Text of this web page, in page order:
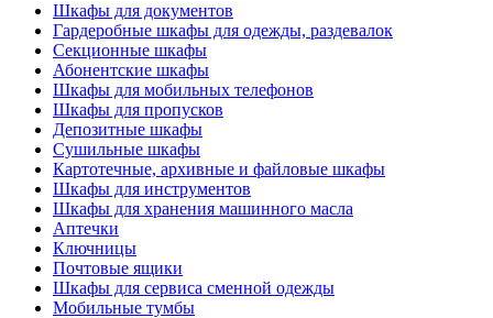
Шкафы для документов
Гардеробные шкафы для одежды, раздевалок
Секционные шкафы
Абонентские шкафы
Шкафы для мобильных телефонов
Шкафы для пропусков
Депозитные шкафы
Сушильные шкафы
Картотечные, архивные и файловые шкафы
Шкафы для инструментов
Шкафы для хранения машинного масла
Аптечки
Ключницы
Почтовые ящики
Шкафы для сервиса сменной одежды
Мобильные тумбы